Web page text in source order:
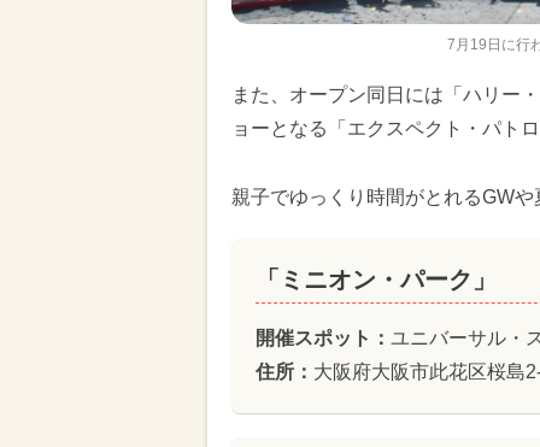
7月19日に行
また、オープン同日には「ハリー
ョーとなる「エクスペクト・パト
親子でゆっくり時間がとれるGW
「ミニオン・パーク」
開催スポット： ユニバーサル・
住所： 大阪府大阪市此花区桜島